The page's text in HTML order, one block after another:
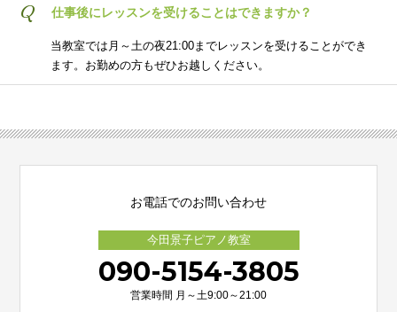
Q 仕事後にレッスンを受けることはできますか？
当教室では月～土の夜21:00までレッスンを受けることができ
ます。お勤めの方もぜひお越しください。
お電話でのお問い合わせ
今田景子ピアノ教室
090-5154-3805
営業時間 月～土9:00～21:00